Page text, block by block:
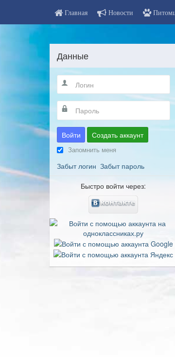
Главная Новости
Данные
Войти Создать аккаунт
Запомнить меня
Забыт логин Забыт пароль
Быстро войти через: